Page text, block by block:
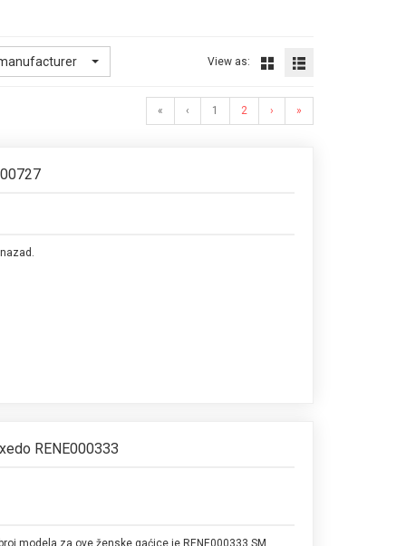
View as:
« ‹ 1 2 › »
RENE000333
modela za ove ženske gaćice je RENE000333 SM